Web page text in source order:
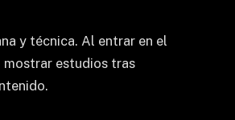
y técnica. Al entrar en el
mostrar estudios tras